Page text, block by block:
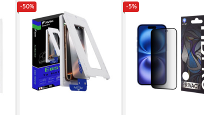
-50% -5%